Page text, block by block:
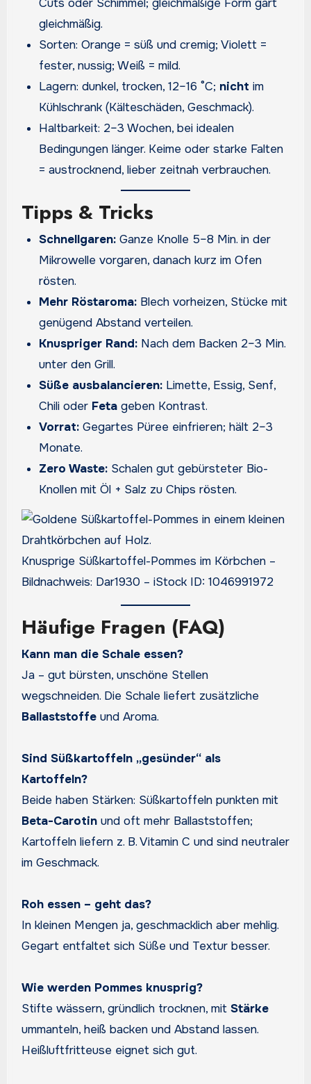
Cuts oder Schimmel; gleichmäßige Form gart
gleichmäßig.
Sorten: Orange = süß und cremig; Violett =
fester, nussig; Weiß = mild.
Lagern: dunkel, trocken, 12–16 °C; nicht im
Kühlschrank (Kälteschäden, Geschmack).
Haltbarkeit: 2–3 Wochen, bei idealen
Bedingungen länger. Keime oder starke Falten
= austrocknend, lieber zeitnah verbrauchen.
Tipps & Tricks
Schnellgaren: Ganze Knolle 5–8 Min. in der
Mikrowelle vorgaren, danach kurz im Ofen
rösten.
Mehr Röstaroma: Blech vorheizen, Stücke mit
genügend Abstand verteilen.
Knuspriger Rand: Nach dem Backen 2–3 Min.
unter den Grill.
Süße ausbalancieren: Limette, Essig, Senf,
Chili oder Feta geben Kontrast.
Vorrat: Gegartes Püree einfrieren; hält 2–3
Monate.
Zero Waste: Schalen gut gebürsteter Bio-
Knollen mit Öl + Salz zu Chips rösten.
Knusprige Süßkartoffel-Pommes im Körbchen –
Bildnachweis: Dar1930 – iStock ID: 1046991972
Häufige Fragen (FAQ)
Kann man die Schale essen?
Ja – gut bürsten, unschöne Stellen
wegschneiden. Die Schale liefert zusätzliche
Ballaststoffeund Aroma.
Sind Süßkartoffeln „gesünder“ als
Kartoffeln?
Beide haben Stärken: Süßkartoffeln punkten mit
Beta-Carotinund oft mehr Ballaststoffen;
Kartoffeln liefern z. B. Vitamin C und sind neutraler
im Geschmack.
Roh essen – geht das?
In kleinen Mengen ja, geschmacklich aber mehlig.
Gegart entfaltet sich Süße und Textur besser.
Wie werden Pommes knusprig?
Stifte wässern, gründlich trocknen, mit Stärke
ummanteln, heiß backen und Abstand lassen.
Heißluftfritteuse eignet sich gut.